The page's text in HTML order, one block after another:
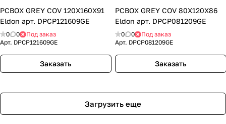
PCBOX GREY COV 120X160X91
Eldon арт. DPCP121609GE
0 0
Под заказ
Арт. DPCP121609GE
Заказать
PCBOX GREY COV 80X120X86
Eldon арт. DPCP081209GE
0 0
Под заказ
Арт. DPCP081209GE
Заказать
Загрузить еще